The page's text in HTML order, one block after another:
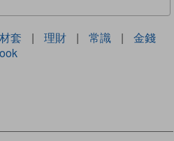
套 | 理財 | 常識 |
金錢